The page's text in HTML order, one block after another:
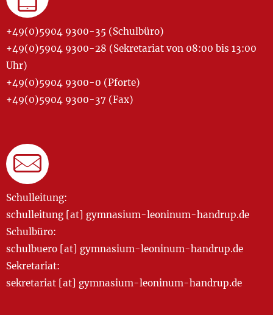
+49(0)5904 9300-35 (Schulbüro)
+49(0)5904 9300-28 (Sekretariat von 08:00 bis 13:00
Uhr)
+49(0)5904 9300-0 (Pforte)
+49(0)5904 9300-37 (Fax)
Schulleitung:
schulleitung [at] gymnasium-leoninum-handrup.de
Schulbüro:
schulbuero [at] gymnasium-leoninum-handrup.de
Sekretariat:
sekretariat [at] gymnasium-leoninum-handrup.de